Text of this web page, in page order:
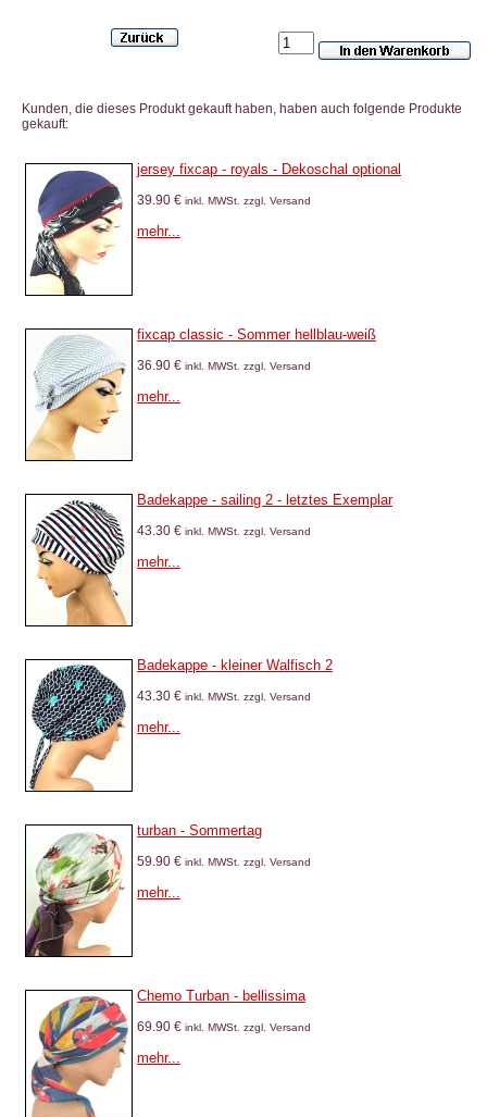
Kunden, die dieses Produkt gekauft haben, haben auch folgende Produkte
gekauft:
jersey fixcap - royals - Dekoschal optional
39.90 € inkl. MWSt. zzgl. Versand
mehr...
fixcap classic - Sommer hellblau-weiß
36.90 € inkl. MWSt. zzgl. Versand
mehr...
Badekappe - sailing 2 - letztes Exemplar
43.30 € inkl. MWSt. zzgl. Versand
mehr...
Badekappe - kleiner Walfisch 2
43.30 € inkl. MWSt. zzgl. Versand
mehr...
turban - Sommertag
59.90 € inkl. MWSt. zzgl. Versand
mehr...
Chemo Turban - bellissima
69.90 € inkl. MWSt. zzgl. Versand
mehr...